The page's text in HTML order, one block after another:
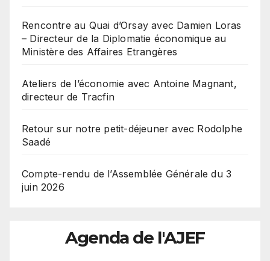
Rencontre au Quai d’Orsay avec Damien Loras
– Directeur de la Diplomatie économique au
Ministère des Affaires Etrangères
Ateliers de l’économie avec Antoine Magnant,
directeur de Tracfin
Retour sur notre petit-déjeuner avec Rodolphe
Saadé
Compte-rendu de l’Assemblée Générale du 3
juin 2026
Agenda de l'AJEF